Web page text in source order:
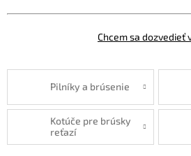
Chcem sa dozvedieť
Pilníky a brúsenie
Kotúče pre brúsky
reťazí